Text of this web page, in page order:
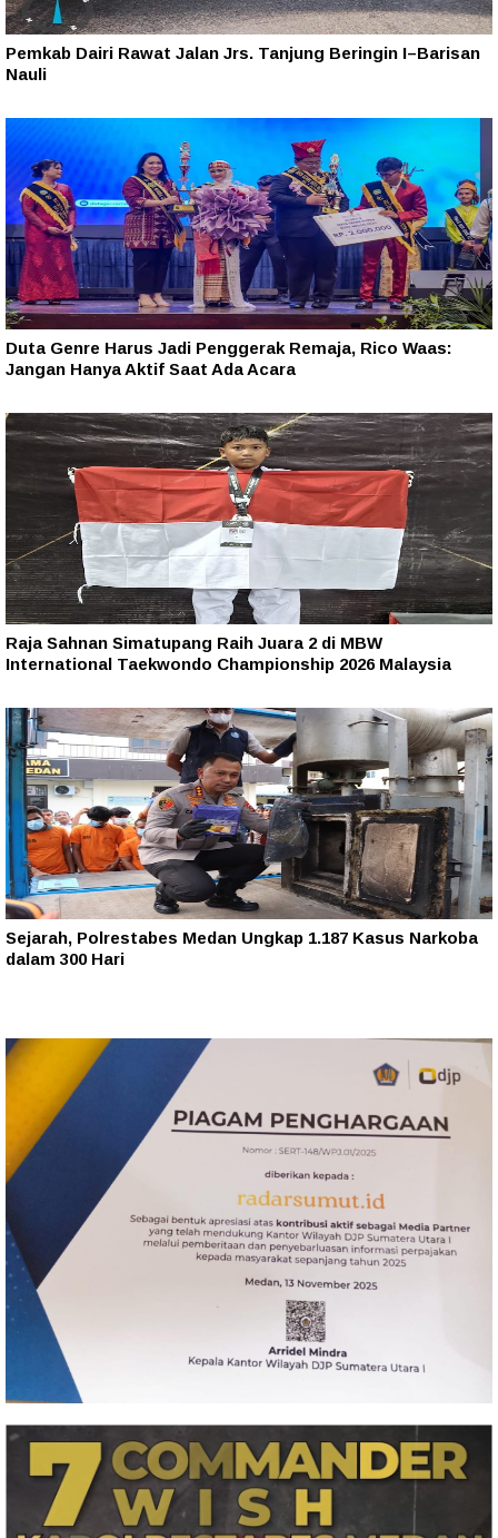
Pemkab Dairi Rawat Jalan Jrs. Tanjung Beringin I–Barisan
Nauli
Duta Genre Harus Jadi Penggerak Remaja, Rico Waas:
Jangan Hanya Aktif Saat Ada Acara
Raja Sahnan Simatupang Raih Juara 2 di MBW
International Taekwondo Championship 2026 Malaysia
Sejarah, Polrestabes Medan Ungkap 1.187 Kasus Narkoba
dalam 300 Hari